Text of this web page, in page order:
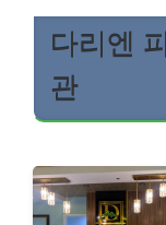
다리엔
관